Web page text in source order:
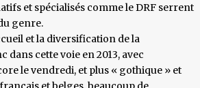
et spécialisés comme le DRF serrent
genre.
et la diversification de la
cette voie en 2013, avec
le vendredi, et plus « gothique » et